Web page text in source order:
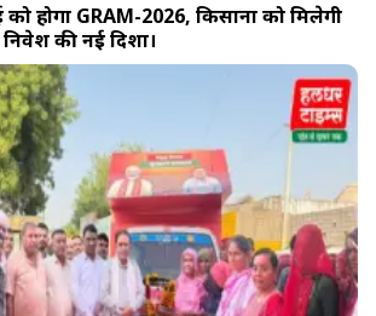
होगा GRAM-2026, किसानों को मिलेगी
की नई दिशा।